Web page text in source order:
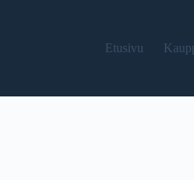
Etusivu